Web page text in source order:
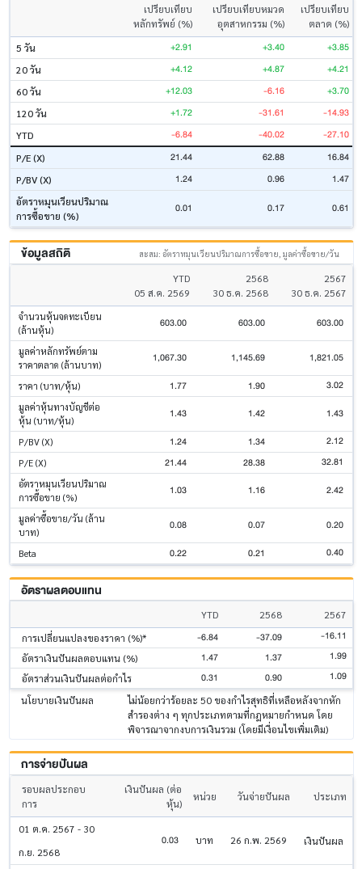
เปรียบเทียบ
หลักทรัพย์ (%)
เปรียบเทียบหมวด
อุตสาหกรรม (%)
เปรียบเทียบ
ตลาด (%)
5 วัน
+2.91 +3.40 +3.85
20 วัน +4.12 +4.87 +4.21
60 วัน +12.03 -6.16 +3.70
120 วัน +1.72 -31.61 -14.93
YTD -6.84 -40.02 -27.10
P/E (X) 21.44 62.88 16.84
P/BV (X) 1.24 0.96 1.47
อัตราหมุนเวียนปริมาณ
การซื้อขาย (%)
0.01 0.17 0.61
ข้อมูลสถิติ สะสม: อัตราหมุนเวียนปริมาณการซื้อขาย, มูลค่าซื้อขาย/วัน
YTD
05 ส.ค. 2569
2568
30 ธ.ค. 2568
2567
30 ธ.ค. 2567
จำนวนหุ้นจดทะเบียน
(ล้านหุ้น)
603.00 603.00 603.00
มูลค่าหลักทรัพย์ตาม
ราคาตลาด (ล้านบาท)
1,067.30 1,145.69 1,821.05
ราคา (บาท/หุ้น) 1.77 1.90 3.02
มูลค่าหุ้นทางบัญชีต่อ
หุ้น (บาท/หุ้น)
1.43 1.42 1.43
P/BV (X) 1.24 1.34 2.12
P/E (X) 21.44 28.38 32.81
อัตราหมุนเวียนปริมาณ
การซื้อขาย (%)
1.03 1.16 2.42
มูลค่าซื้อขาย/วัน (ล้าน
บาท)
0.08 0.07 0.20
Beta 0.22 0.21 0.40
อัตราผลตอบแทน
YTD 2568
2567
การเปลี่ยนแปลงของราคา (%)*
-6.84 -37.09 -16.11
อัตราเงินปันผลตอบแทน (%) 1.47 1.37 1.99
อัตราส่วนเงินปันผลต่อกำไร 0.31 0.90 1.09
นโยบายเงินปันผล
ไม่น้อยกว่าร้อยละ 50 ของกำไรสุทธิที่เหลือหลังจากหัก
สำรองต่าง ๆ ทุกประเภทตามที่กฎหมายกำหนด โดย
พิจารณาจากงบการเงินรวม (โดยมีเงื่อนไขเพิ่มเติม)
การจ่ายปันผล
รอบผลประกอบ
การ
เงินปันผล (ต่อ
หุ้น)
หน่วย วันจ่ายปันผล ประเภท
01 ต.ค. 2567 - 30
ก.ย. 2568
0.03 บาท 26 ก.พ. 2569 เงินปันผล